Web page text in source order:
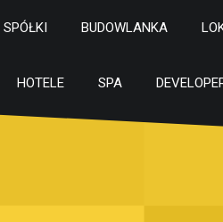
SPÓŁKI BUDOWLANKA
HOTELE SPA